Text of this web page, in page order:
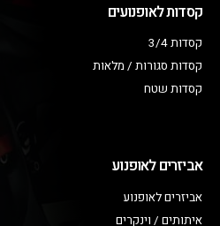
קסדות לאופנועים
קסדות 3/4
קסדות סגורות / מלאות
קסדות שטח
אביזרים לאופנוע
אביזרים לאופנוע
איתותים / וינקרים